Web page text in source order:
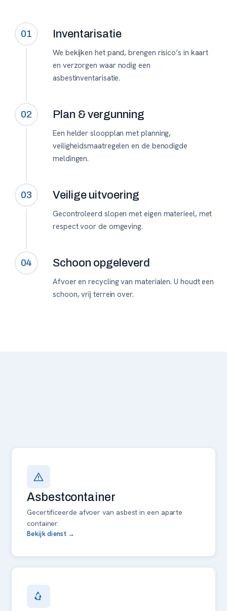
01 Inventarisatie
We bekijken het pand, brengen risico’s in kaart
en verzorgen waar nodig een
asbestinventarisatie.
02 Plan & vergunning
Een helder sloopplan met planning,
veiligheidsmaatregelen en de benodigde
meldingen.
03 Veilige uitvoering
Gecontroleerd slopen met eigen materieel, met
respect voor de omgeving.
04 Schoon opgeleverd
Afvoer en recycling van materialen. U houdt een
schoon, vrij terrein over.
Asbestcontainer
Gecertificeerde afvoer van asbest in een aparte
container.
Bekijk dienst →